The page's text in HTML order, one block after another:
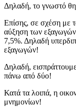
Δηλαδή, το γνωστό
Επίσης, σε σχέση με
αύξηση των
7,5%. Δηλαδή
εξαγωγών!
Δηλαδή,
πάνω από δύο!
Κατά τα λοιπά, η
μνημονίων!